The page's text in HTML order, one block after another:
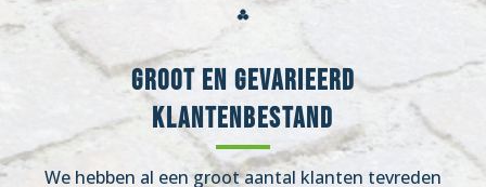
Groot en gevarieerd
klantenbestand
We hebben al een groot aantal klanten tevreden